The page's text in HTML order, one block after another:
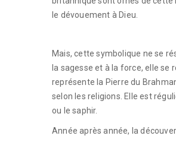
le dévouement à Dieu.
Mais, cette symbolique ne se
la sagesse et à la force, elle
représente la Pierre du
selon les religions. Elle est
ou le saphir.
Année après année, la